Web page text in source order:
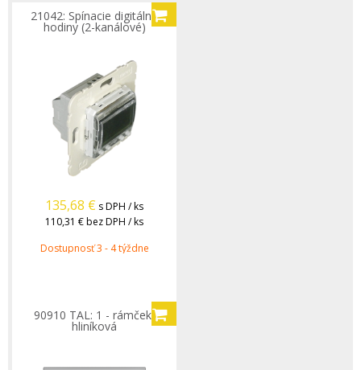
21042: Spínacie digitálne
hodiny (2-kanálové)
135,68 € s DPH / ks
110,31 €bez DPH / ks
Dostupnosť 3 - 4 týždne
90910 TAL: 1 - rámček,
hliníková